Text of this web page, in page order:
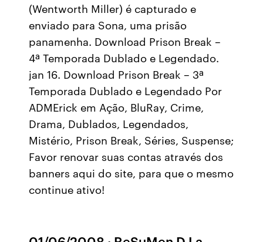
(Wentworth Miller) é capturado e
enviado para Sona, uma prisão
panamenha. Download Prison Break –
4ª Temporada Dublado e Legendado.
jan 16. Download Prison Break – 3ª
Temporada Dublado e Legendado Por
ADMErick em Ação, BluRay, Crime,
Drama, Dublados, Legendados,
Mistério, Prison Break, Séries, Suspense;
Favor renovar suas contas através dos
banners aqui do site, para que o mesmo
continue ativo!